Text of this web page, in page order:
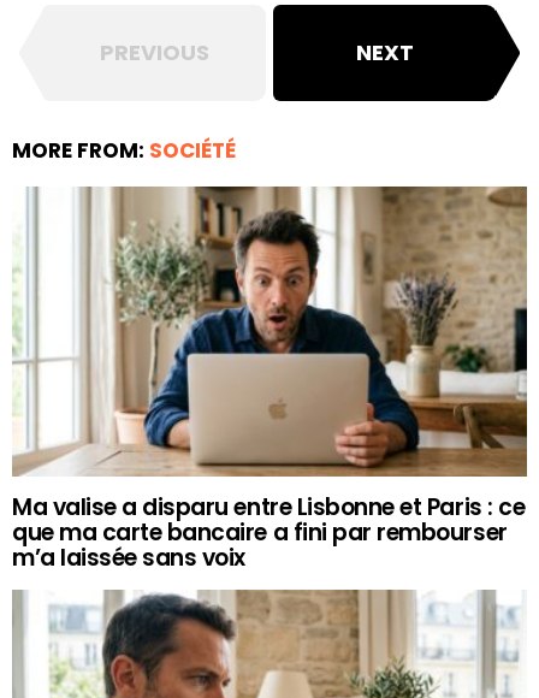
PREVIOUS NEXT
MORE FROM: SOCIÉTÉ
Ma valise a disparu entre Lisbonne et Paris : ce
que ma carte bancaire a fini par rembourser
m’a laissée sans voix